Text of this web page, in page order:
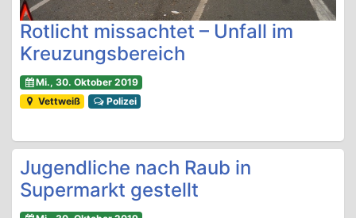
Rotlicht missachtet – Unfall im
Kreuzungsbereich
Mi., 30. Oktober 2019
Vettweiß
Polizei
Jugendliche nach Raub in
Supermarkt gestellt